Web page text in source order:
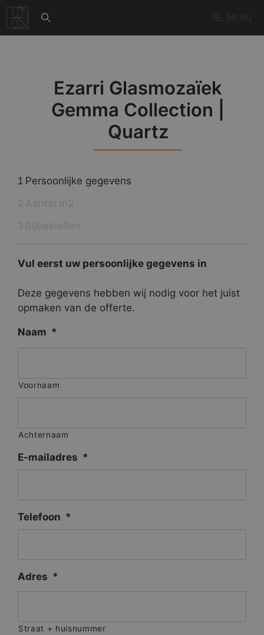
naar
de
Ezarri Glasmozaïek
Gemma Collection |
Quartz
1 Persoonlijke gegevens
Vul eerst uw persoonlijke gegevens in
Deze gegevens hebben wij nodig voor het juist
opmaken van de offerte.
Naam *
Voornaam
Achternaam
E-mailadres *
Telefoon *
Adres *
Straat + huisnummer